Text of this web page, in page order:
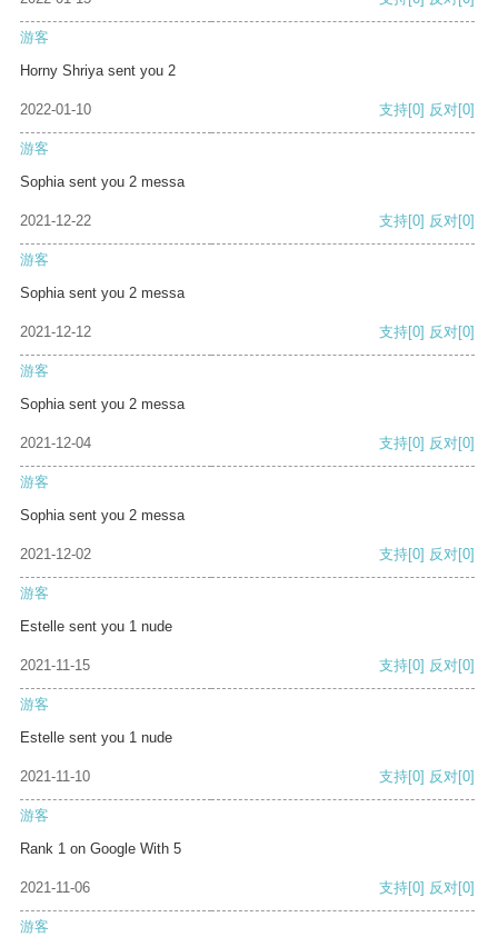
游客
Horny Shriya sent you 2
2022-01-10 支持[0] 反对[0]
游客
Sophia sent you 2 messa
2021-12-22 支持[0] 反对[0]
游客
Sophia sent you 2 messa
2021-12-12 支持[0] 反对[0]
游客
Sophia sent you 2 messa
2021-12-04 支持[0] 反对[0]
游客
Sophia sent you 2 messa
2021-12-02 支持[0] 反对[0]
游客
Estelle sent you 1 nude
2021-11-15 支持[0] 反对[0]
游客
Estelle sent you 1 nude
2021-11-10 支持[0] 反对[0]
游客
Rank 1 on Google With 5
2021-11-06 支持[0] 反对[0]
游客